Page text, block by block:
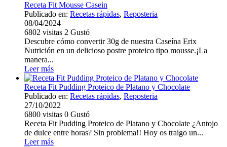
Receta Fit Mousse Casein
Publicado en: Recetas rápidas, Reposteria
08/04/2024
6802 visitas 2 Gustó
Descubre cómo convertir 30g de nuestra Caseína Erix
Nutrición en un delicioso postre proteico tipo mousse.¡La
manera...
Leer más
Receta Fit Pudding Proteico de Platano y Chocolate
Publicado en: Recetas rápidas, Reposteria
27/10/2022
6800 visitas 0 Gustó
Receta Fit Pudding Proteico de Platano y Chocolate ¿Antojo
de dulce entre horas? Sin problema!! Hoy os traigo un...
Leer más